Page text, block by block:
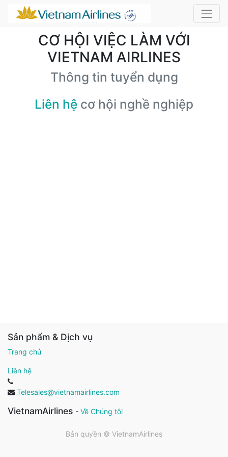
CƠ HỘI VIỆC LÀM VỚI
VIETNAM AIRLINES
Thông tin tuyển dụng
Liên hệ cơ hội nghề nghiệp
Sản phẩm & Dịch vụ
Trang chủ
Liên hệ
Telesales@vietnamairlines.com
VietnamAirlines - Về Chúng tôi
Bản quyền © VietnamAirlines